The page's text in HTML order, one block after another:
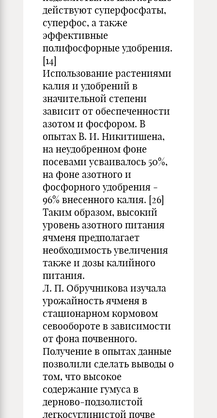
действуют суперфосфаты,
суперфос, а также
эффективные
полифосфорные удобрения.
[14]
Использование растениями
калия и удобрений в
значительной степени
зависит от обеспеченности
азотом и фосфором. В
опытах В. И. Никитишена,
на неудобренном фоне
посевами усваивалось 50%,
на фоне азотного и
фосфорного удобрения -
96% внесенного калия. [26]
Таким образом, высокий
уровень азотного питания
ячменя предполагает
необходимость увеличения
также и дозы калийного
питания.
Л. П. Обручникова изучала
урожайность ячменя в
стационарном кормовом
севообороте в зависимости
от фона почвенного.
Получение в опытах данные
позволили сделать выводы о
том, что высокое
содержание гумуса в
дерново-подзолистой
легкосуглинистой почве